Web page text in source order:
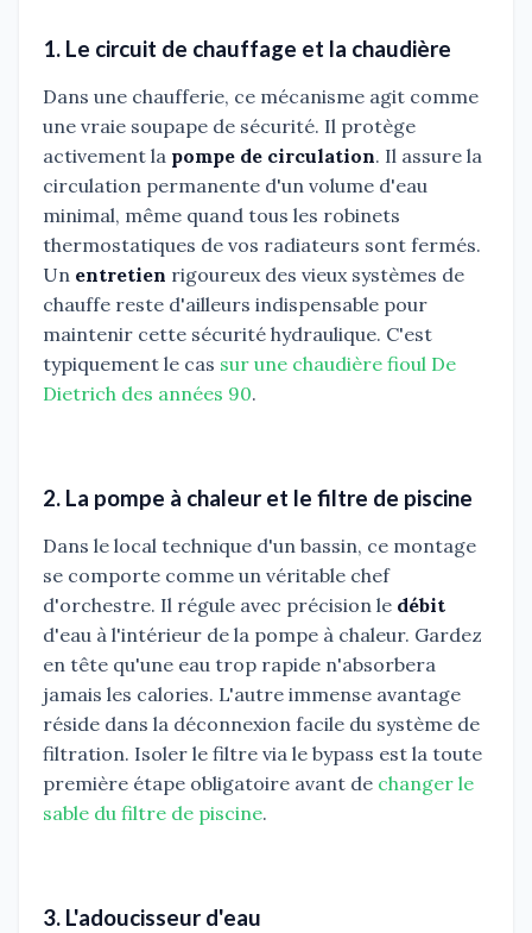
1. Le circuit de chauffage et la chaudière
Dans une chaufferie, ce mécanisme agit comme
une vraie soupape de sécurité. Il protège
activement la pompe de circulation. Il assure la
circulation permanente d'un volume d'eau
minimal, même quand tous les robinets
thermostatiques de vos radiateurs sont fermés.
Un entretien rigoureux des vieux systèmes de
chauffe reste d'ailleurs indispensable pour
maintenir cette sécurité hydraulique. C'est
typiquement le cas sur une chaudière fioul De
Dietrich des années 90.
2. La pompe à chaleur et le filtre de piscine
Dans le local technique d'un bassin, ce montage
se comporte comme un véritable chef
d'orchestre. Il régule avec précision le débit
d'eau à l'intérieur de la pompe à chaleur. Gardez
en tête qu'une eau trop rapide n'absorbera
jamais les calories. L'autre immense avantage
réside dans la déconnexion facile du système de
filtration. Isoler le filtre via le bypass est la toute
première étape obligatoire avant de changer le
sable du filtre de piscine.
3. L'adoucisseur d'eau